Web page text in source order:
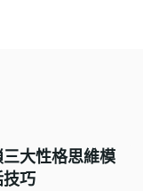
大性格思維模
巧